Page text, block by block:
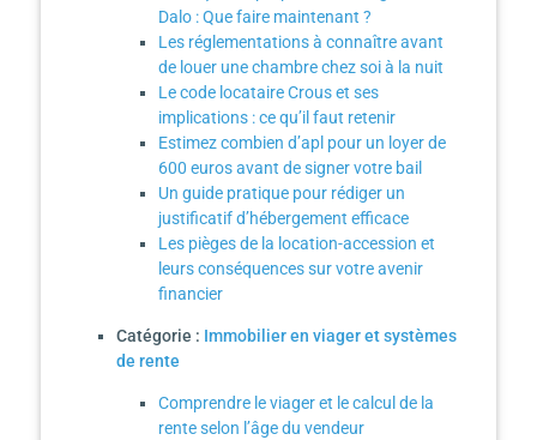
Dalo : Que faire maintenant ?
Les réglementations à connaître avant
de louer une chambre chez soi à la nuit
Le code locataire Crous et ses
implications : ce qu’il faut retenir
Estimez combien d’apl pour un loyer de
600 euros avant de signer votre bail
Un guide pratique pour rédiger un
justificatif d’hébergement efficace
Les pièges de la location-accession et
leurs conséquences sur votre avenir
financier
Catégorie : Immobilier en viager et systèmes
de rente
Comprendre le viager et le calcul de la
rente selon l’âge du vendeur